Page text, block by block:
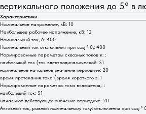
вертикального положения до 5° в
Характеристики
Номинальное напряжение, кВ: 10
Наибольшее рабочее напряжение, кВ: 12
Номинальный ток, А: 400
Номинальный ток отключения при cosj ³ 0,: 400
Нормированные параметры сквозных токов к: :
наибольший ток (ток электродинамической: 51
номинальное начальное значение периодиче: 20
время протекания тока (время короткого з: 1
Нормированные параметры тока включения,: :
наибольший ток: 51
начальное действующее значение периодиче: 20
Активный ток, равный номинальному току: отключения при cosj ³